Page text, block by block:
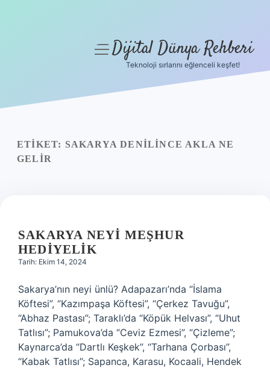
Yasal Uyarı
menüyüDijital Dünya Rehberi
Teknoloji sırlarını eğlenceli keşfet!
ETIKET: SAKARYA DENILINCE AKLA NE
GELIR
SAKARYA NEYI MEŞHUR
HEDIYELIK
Tarih: Ekim 14, 2024
Sakarya’nın neyi ünlü? Adapazarı’nda “İslama
Köftesi”, “Kazımpaşa Köftesi”, “Çerkez Tavuğu”,
“Abhaz Pastası”; Taraklı’da “Köpük Helvası”, “Uhut
Tatlısı”; Pamukova’da “Ceviz Ezmesi”, “Çizleme”;
Kaynarca’da “Dartlı Keşkek”, “Tarhana Çorbası”,
“Kabak Tatlısı”; Sapanca, Karasu, Kocaali, Hendek